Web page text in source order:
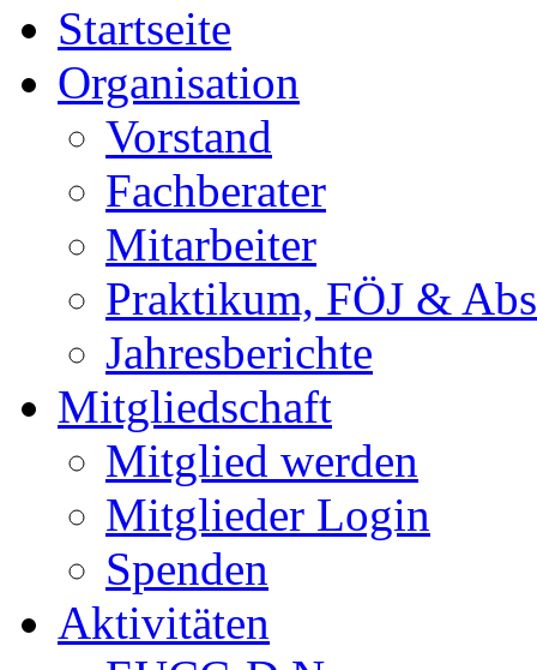
Startseite
Organisation
Vorstand
Fachberater
Mitarbeiter
Praktikum, FÖJ &
Jahresberichte
Mitgliedschaft
Mitglied werden
Mitglieder Login
Spenden
Aktivitäten